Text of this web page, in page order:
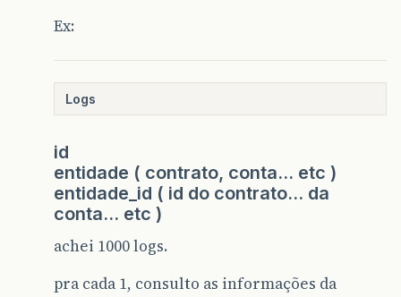
Ex:
Logs
id
entidade ( contrato, conta… etc )
entidade_id ( id do contrato… da
conta… etc )
achei 1000 logs.
pra cada 1, consulto as informações da